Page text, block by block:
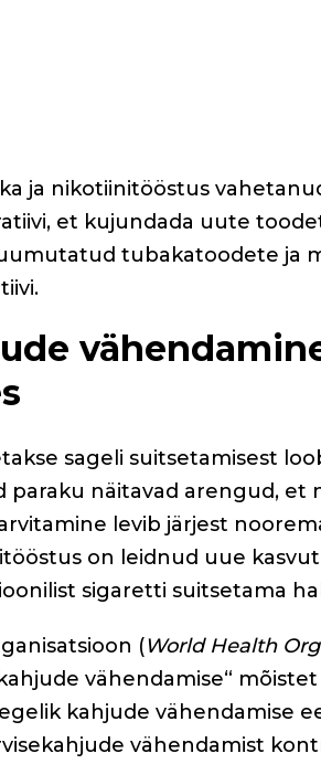
ja nikotiinitööstus
et kujundada uute
tubakatoodete ja
sageli suitsetamisest
paraku näitavad arengud, et
levib järjest
on leidnud uue
sigaretti suitsetama
(World Health
vähendamise“
kahjude vähendamise
vähendamist